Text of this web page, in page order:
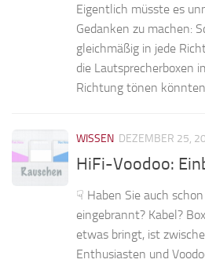
Eigentlich müsste es
Gedanken zu machen:
gleichmäßig in jede
die Lautsprecherboxen
Richtung tönen
WISSEN DEZEMBER 25,
HiFi-Voodoo:
☟ Haben Sie auch
eingebrannt? Kabel?
etwas bringt, ist
Enthusiasten und